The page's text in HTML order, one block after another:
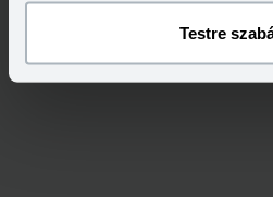
Testre